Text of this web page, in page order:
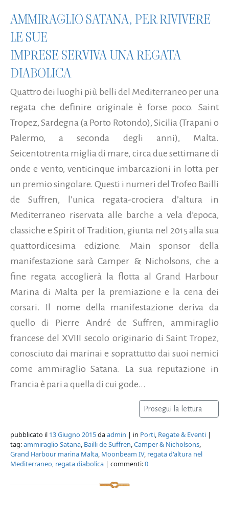
AMMIRAGLIO SATANA, PER RIVIVERE
LE SUE
IMPRESE SERVIVA UNA REGATA
DIABOLICA
Quattro dei luoghi più belli del Mediterraneo per una
regata che definire originale è forse poco. Saint
Tropez, Sardegna (a Porto Rotondo), Sicilia (Trapani o
Palermo, a seconda degli anni), Malta.
Seicentotrenta miglia di mare, circa due settimane di
onde e vento, venticinque imbarcazioni in lotta per
un premio singolare. Questi i numeri del Trofeo Bailli
de Suffren, l’unica regata-crociera d’altura in
Mediterraneo riservata alle barche a vela d’epoca,
classiche e Spirit of Tradition, giunta nel 2015 alla sua
quattordicesima edizione. Main sponsor della
manifestazione sarà Camper & Nicholsons, che a
fine regata accoglierà la flotta al Grand Harbour
Marina di Malta per la premiazione e la cena dei
corsari. Il nome della manifestazione deriva da
quello di Pierre André de Suffren, ammiraglio
francese del XVIII secolo originario di Saint Tropez,
conosciuto dai marinai e soprattutto dai suoi nemici
come ammiraglio Satana. La sua reputazione in
Francia è pari a quella di cui gode...
Prosegui la lettura
pubblicato il 13 Giugno 2015daadmin | in Porti, Regate & Eventi |
tag:ammiraglio Satana, Bailli de Suffren,Camper & Nicholsons,
Grand Harbour marina Malta, Moonbeam IV, regata d'altura nel
Mediterraneo, regata diabolica | commenti:0